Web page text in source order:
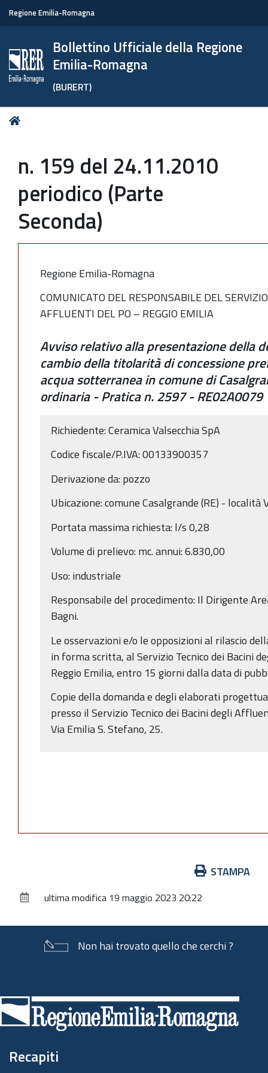
Regione Emilia-Romagna
Bollettino Ufficiale della Regione
Emilia-Romagna
(BURERT)
Tu
n. 159 del 24.11.2010
periodico (Parte
Seconda)
Regione Emilia-Romagna
COMUNICATO DEL RESPONSABILE DEL
AFFLUENTI DEL PO – REGGIO EMILIA
Avviso relativo alla presentazione della
cambio della titolarità di concessione
acqua sotterranea in comune di
ordinaria - Pratica n. 2597 - RE02A0079
Richiedente: Ceramica Valsecchia SpA
Codice fiscale/P.IVA: 00133900357
Derivazione da: pozzo
Ubicazione: comune Casalgrande (RE) -
Portata massima richiesta: l/s 0,28
Volume di prelievo: mc. annui: 6.830,00
Uso: industriale
Responsabile del procedimento: Il Dirigente
Bagni.
Le osservazioni e/o le opposizioni al rilascio
in forma scritta, al Servizio Tecnico dei Bacini
Reggio Emilia, entro 15 giorni dalla data di
Copie della domanda e degli elaborati
presso il Servizio Tecnico dei Bacini degli
Via Emilia S. Stefano, 25.
documento
STAMPA
ultima modifica 19 maggio 2023 20:22
Non hai trovato quello che cerchi ?
di
pagina
Recapiti